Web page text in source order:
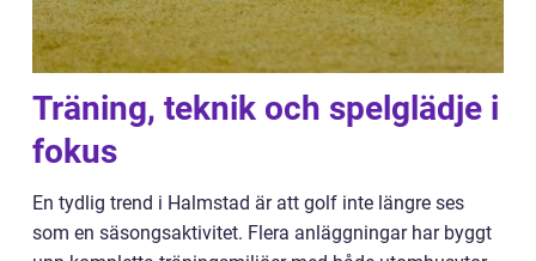
Träning, teknik och spelglädje i
fokus
En tydlig trend i Halmstad är att golf inte längre ses
som en säsongsaktivitet. Flera anläggningar har byggt